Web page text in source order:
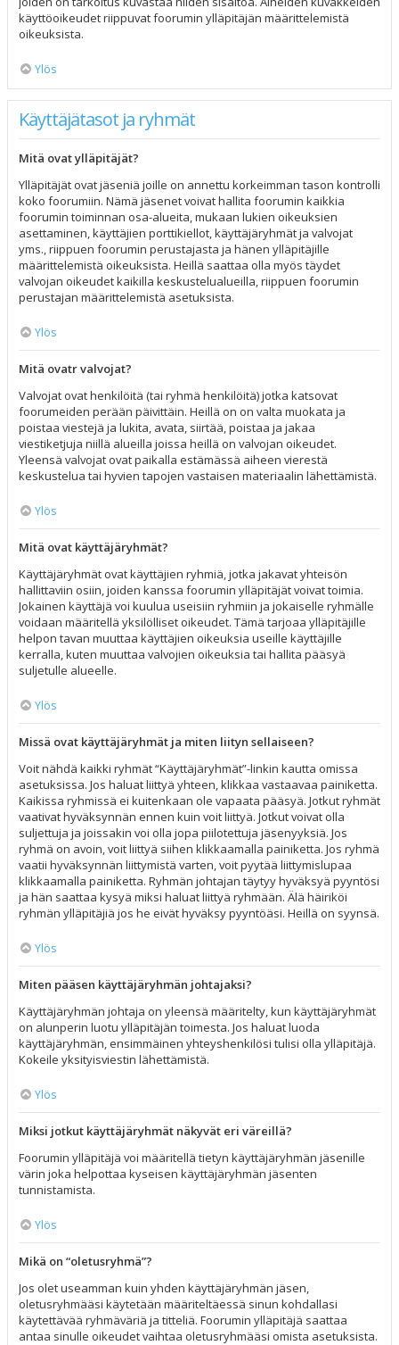
käyttöoikeudet riippuvat foorumin ylläpitäjän määrittelemistä
oikeuksista.
Ylös
Käyttäjätasot ja ryhmät
Mitä ovat ylläpitäjät?
Ylläpitäjät ovat jäseniä joille on annettu korkeimman tason kontrolli
koko foorumiin. Nämä jäsenet voivat hallita foorumin kaikkia
foorumin toiminnan osa-alueita, mukaan lukien oikeuksien
asettaminen, käyttäjien porttikiellot, käyttäjäryhmät ja valvojat
yms., riippuen foorumin perustajasta ja hänen ylläpitäjille
määrittelemistä oikeuksista. Heillä saattaa olla myös täydet
valvojan oikeudet kaikilla keskustelualueilla, riippuen foorumin
perustajan määrittelemistä asetuksista.
Ylös
Mitä ovatr valvojat?
Valvojat ovat henkilöitä (tai ryhmä henkilöitä) jotka katsovat
foorumeiden perään päivittäin. Heillä on on valta muokata ja
poistaa viestejä ja lukita, avata, siirtää, poistaa ja jakaa
viestiketjuja niillä alueilla joissa heillä on valvojan oikeudet.
Yleensä valvojat ovat paikalla estämässä aiheen vierestä
keskustelua tai hyvien tapojen vastaisen materiaalin lähettämistä.
Ylös
Mitä ovat käyttäjäryhmät?
Käyttäjäryhmät ovat käyttäjien ryhmiä, jotka jakavat yhteisön
hallittaviin osiin, joiden kanssa foorumin ylläpitäjät voivat toimia.
Jokainen käyttäjä voi kuulua useisiin ryhmiin ja jokaiselle ryhmälle
voidaan määritellä yksilölliset oikeudet. Tämä tarjoaa ylläpitäjille
helpon tavan muuttaa käyttäjien oikeuksia useille käyttäjille
kerralla, kuten muuttaa valvojien oikeuksia tai hallita pääsyä
suljetulle alueelle.
Ylös
Missä ovat käyttäjäryhmät ja miten liityn sellaiseen?
Voit nähdä kaikki ryhmät “Käyttäjäryhmät”-linkin kautta omissa
asetuksissa. Jos haluat liittyä yhteen, klikkaa vastaavaa painiketta.
Kaikissa ryhmissä ei kuitenkaan ole vapaata pääsyä. Jotkut ryhmät
vaativat hyväksynnän ennen kuin voit liittyä. Jotkut voivat olla
suljettuja ja joissakin voi olla jopa piilotettuja jäsenyyksiä. Jos
ryhmä on avoin, voit liittyä siihen klikkaamalla painiketta. Jos ryhmä
vaatii hyväksynnän liittymistä varten, voit pyytää liittymislupaa
klikkaamalla painiketta. Ryhmän johtajan täytyy hyväksyä pyyntösi
ja hän saattaa kysyä miksi haluat liittyä ryhmään. Älä häiriköi
ryhmän ylläpitäjiä jos he eivät hyväksy pyyntöäsi. Heillä on syynsä.
Ylös
Miten pääsen käyttäjäryhmän johtajaksi?
Käyttäjäryhmän johtaja on yleensä määritelty, kun käyttäjäryhmät
on alunperin luotu ylläpitäjän toimesta. Jos haluat luoda
käyttäjäryhmän, ensimmäinen yhteyshenkilösi tulisi olla ylläpitäjä.
Kokeile yksityisviestin lähettämistä.
Ylös
Miksi jotkut käyttäjäryhmät näkyvät eri väreillä?
Foorumin ylläpitäjä voi määritellä tietyn käyttäjäryhmän jäsenille
värin joka helpottaa kyseisen käyttäjäryhmän jäsenten
tunnistamista.
Ylös
Mikä on “oletusryhmä”?
Jos olet useamman kuin yhden käyttäjäryhmän jäsen,
oletusryhmääsi käytetään määriteltäessä sinun kohdallasi
käytettävää ryhmäväriä ja titteliä. Foorumin ylläpitäjä saattaa
antaa sinulle oikeudet vaihtaa oletusryhmääsi omista asetuksista.